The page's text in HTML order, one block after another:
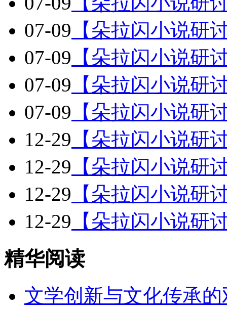
07-09 【朵拉闪小说研
07-09 【朵拉闪小说研
07-09 【朵拉闪小说研
07-09 【朵拉闪小说研
12-29 【朵拉闪小说研
12-29 【朵拉闪小说研
12-29 【朵拉闪小说研
12-29 【朵拉闪小说研
精华阅读
文学创新与文化传承